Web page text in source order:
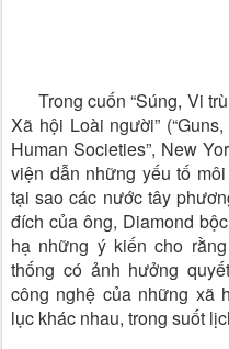
Trong cuốn “Súng, Vi
Xã hội Loài người”
Human Societies”, New
viện dẫn những yếu tố
tại sao các nước tây
đích của ông, Diamond
hạ những ý kiến cho
thống có ảnh hưởng
công nghệ của những xã
lục khác nhau, trong suốt